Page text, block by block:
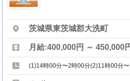
茨城県東茨城郡大洗町
月給:400,000円 ～ 450,000
(1)14時00分〜2時00分(2)11時00分